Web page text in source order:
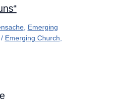
, Emerging
Emerging Church